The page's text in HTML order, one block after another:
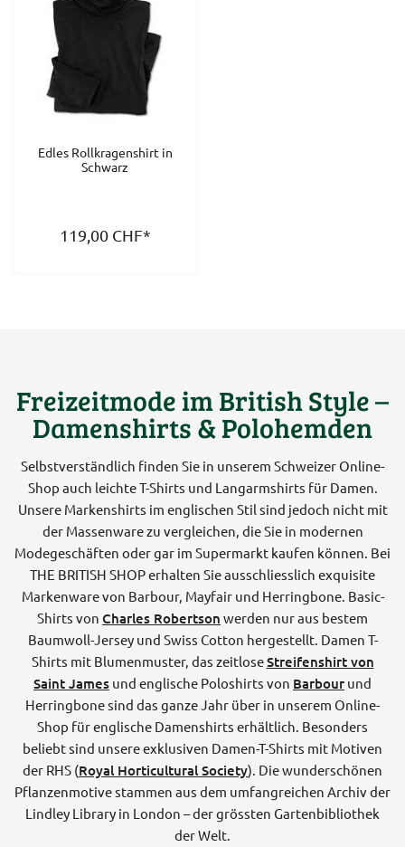
Edles Rollkragenshirt in
Schwarz
119,00CHF*
Freizeitmode im British Style –
Damenshirts & Polohemden
Selbstverständlich finden Sie in unserem Schweizer Online-
Shop auch leichte T-Shirts und Langarmshirts für Damen.
Unsere Markenshirts im englischen Stil sind jedoch nicht mit
der Massenware zu vergleichen, die Sie in modernen
Modegeschäften oder gar im Supermarkt kaufen können. Bei
THE BRITISH SHOP erhalten Sie ausschliesslich exquisite
Markenware von Barbour, Mayfair und Herringbone. Basic-
Shirts von Charles Robertson werden nur aus bestem
Baumwoll-Jersey und Swiss Cotton hergestellt. Damen T-
Shirts mit Blumenmuster, das zeitloseStreifenshirt von
Saint James und englische Poloshirts von Barbour und
Herringbone sind das ganze Jahr über in unserem Online-
Shop für englische Damenshirts erhältlich. Besonders
beliebt sind unsere exklusiven Damen-T-Shirts mit Motiven
der RHS (Royal Horticultural Society). Die wunderschönen
Pflanzenmotive stammen aus dem umfangreichen Archiv der
Lindley Library in London – der grössten Gartenbibliothek
der Welt.